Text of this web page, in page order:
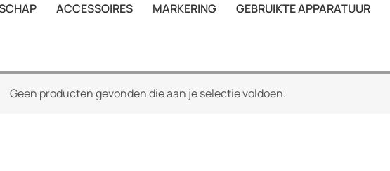
ACCESSOIRES MARKERING GEBRUIKTE APPARATUUR
Geen producten gevonden die aan je selectie voldoen.